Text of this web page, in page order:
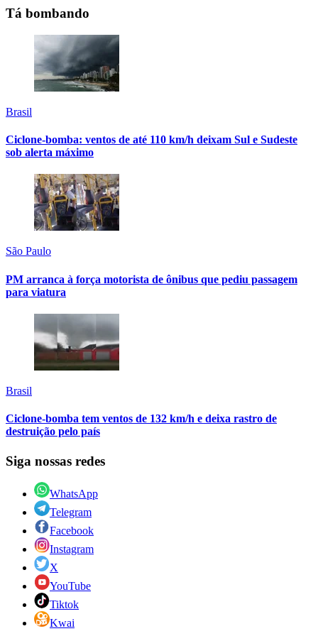
Tá bombando
Brasil
Ciclone-bomba: ventos de até 110 km/h deixam Sul e Sudeste
sob alerta máximo
São Paulo
PM arranca à força motorista de ônibus que pediu passagem
para viatura
Brasil
Ciclone-bomba tem ventos de 132 km/h e deixa rastro de
destruição pelo país
Siga nossas redes
WhatsApp
Telegram
Facebook
Instagram
X
YouTube
Tiktok
Kwai